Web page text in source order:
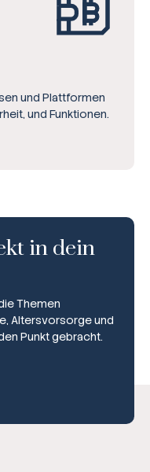
und Plattformen
und Funktionen.
in dein
Themen
Altersvorsorge und
Punkt gebracht.